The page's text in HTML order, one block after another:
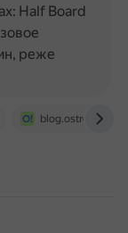
blog.ostrovok.ru
Half Board
реже